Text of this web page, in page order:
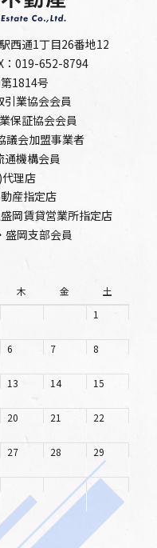
西通1丁目26番地12
：019-652-8794
1814号
業協会会員
保証協会会員
議会加盟事業者
通機構会員
理店
産指定店
岡賃貸営業所指定店
盛岡支部会員
木 金
土
1
6 7 8
13 14 15
20 21 22
27 28 29